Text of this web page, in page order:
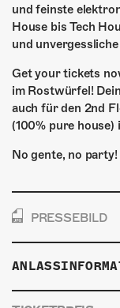
und feinste
House bis Tech
und
Get your tickets
im Rostwürfel!
auch für den 2nd
(100% pure
No gente, no party!
PRESSEBILD